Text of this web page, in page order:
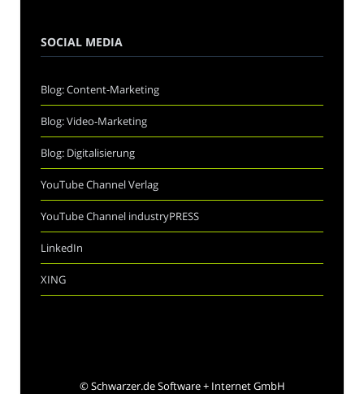
SOCIAL MEDIA
Blog: Content-Marketing
Blog: Video-Marketing
Blog: Digitalisierung
YouTube Channel Verlag
YouTube Channel industryPRESS
LinkedIn
XING
©Schwarzer.de Software + Internet GmbH